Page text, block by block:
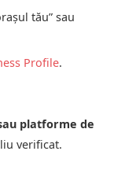
tău” sau
Profile.
platforme de
verificat.